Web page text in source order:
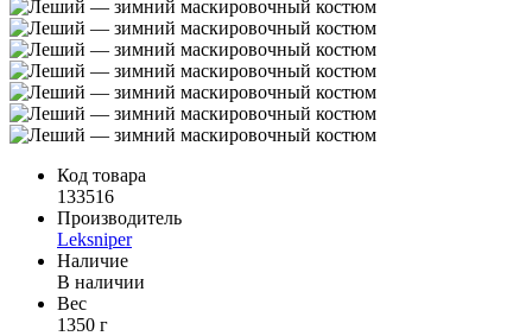
Код товара
133516
Производитель
Leksniper
Наличие
В наличии
Вес
1350 г